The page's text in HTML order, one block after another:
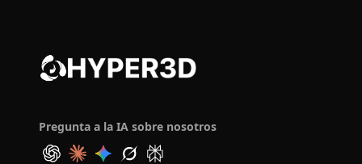
Pregunta a la IA sobre nosotros